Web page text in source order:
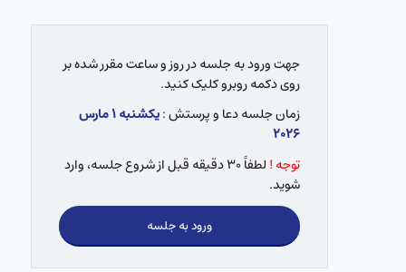
جهت ورود به جلسه در روز و ساعت مقرر شده بر
روی دکمه روبرو کلیک کنید.
زمان جلسه دعا و پرستش :
یکشنبه ۱ مارس
۲۰۲۶
توجه !
لطفاً ۳۰ دقیقه قبل از شروع جلسه، وارد
شوید.
ورود به جلسه